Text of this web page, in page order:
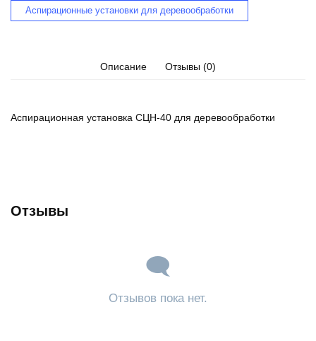
Аспирационные установки для деревообработки
Описание Отзывы (0)
Аспирационная установка СЦН-40 для деревообработки
Отзывы
Отзывов пока нет.